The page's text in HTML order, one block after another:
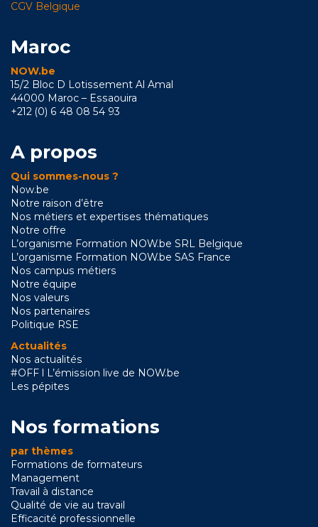
CGV Belgique
Maroc
NOW.be
15/2 Bloc D Lotissement Al Amal
44000 Maroc – Essaouira
+212 (0) 6 48 08 54 93
A propos
Qui sommes-nous ?
Now.be
Notre raison d’être
Nos métiers et expertises thématiques
Notre offre
L’organisme Formation NOW.be SRL Belgique
L’organisme Formation NOW.be SAS France
Nos campus métiers
Notre équipe
Nos valeurs
Nos partenaires
Politique RSE
Actualités
Nos actualités
#OFF l L’émission live de NOW.be
Les pépites
Nos formations
par thèmes
Formations de formateurs
Management
Travail à distance
Qualité de vie au travail
Efficacité professionnelle